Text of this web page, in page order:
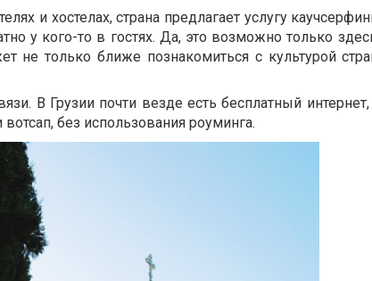
и хостелах, страна предлагает услугу
у кого-то в гостях. Да, это возможно только
не только ближе познакомиться с культурой
В Грузии почти везде есть бесплатный
без использования роуминга.